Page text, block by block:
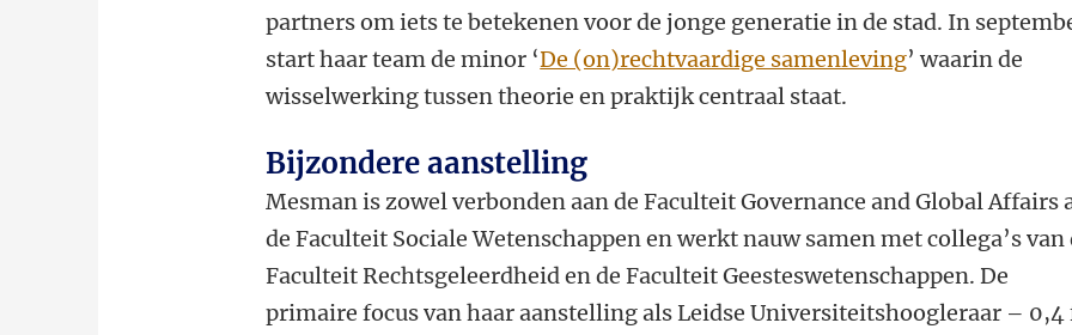
partners om iets te betekenen voor de jonge generatie in de stad. In
start haar team de minor ‘De (on)rechtvaardige samenleving’ waarin de
wisselwerking tussen theorie en praktijk centraal staat.
Bijzondere aanstelling
Mesman is zowel verbonden aan de Faculteit Governance and Global Affairs
de Faculteit Sociale Wetenschappen en werkt nauw samen met collega’s van
Faculteit Rechtsgeleerdheid en de Faculteit Geesteswetenschappen. De
primaire focus van haar aanstelling als Leidse Universiteitshoogleraar – 0,4